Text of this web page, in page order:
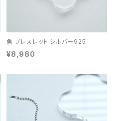
魚 ブレスレット シルバー925
¥8,980